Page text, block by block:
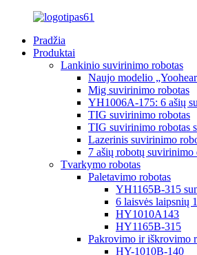
Pradžia
Produktai
Lankinio suvirinimo robotas
Naujo modelio
Mig suvirinimo robotas
YH1006A-175: 6 ašių
TIG suvirinimo robotas
TIG suvirinimo robotas
Lazerinis suvirinimo
7 ašių robotų suvirinimo
Tvarkymo robotas
Paletavimo robotas
YH1165B-315
6 laisvės laipsnių
HY1010A143
HY1165B-315
Pakrovimo ir iškrovimo
HY-1010B-140